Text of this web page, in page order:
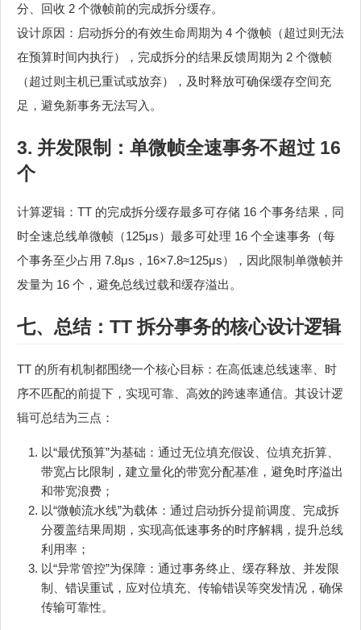
分、回收 2 个微帧前的完成拆分缓存。
设计原因：启动拆分的有效生命周期为 4 个微帧（超过则无法
在预算时间内执行），完成拆分的结果反馈周期为 2 个微帧
（超过则主机已重试或放弃），及时释放可确保缓存空间充
足，避免新事务无法写入。
3. 并发限制：单微帧全速事务不超过 16
个
计算逻辑：TT 的完成拆分缓存最多可存储 16 个事务结果，同
时全速总线单微帧（125μs）最多可处理 16 个全速事务（每
个事务至少占用 7.8μs，16×7.8≈125μs），因此限制单微帧并
发量为 16 个，避免总线过载和缓存溢出。
七、总结：TT 拆分事务的核心设计逻辑
TT 的所有机制都围绕一个核心目标：在高低速总线速率、时
序不匹配的前提下，实现可靠、高效的跨速率通信。其设计逻
辑可总结为三点：
以“最优预算”为基础：通过无位填充假设、位填充折算、
带宽占比限制，建立量化的带宽分配基准，避免时序溢出
和带宽浪费；
以“微帧流水线”为载体：通过启动拆分提前调度、完成拆
分覆盖结果周期，实现高低速事务的时序解耦，提升总线
利用率；
以“异常管控”为保障：通过事务终止、缓存释放、并发限
制、错误重试，应对位填充、传输错误等突发情况，确保
传输可靠性。